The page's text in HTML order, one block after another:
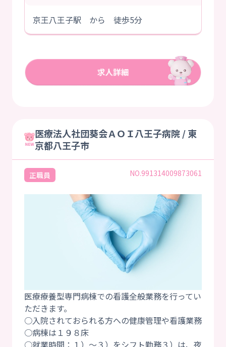
京王八王子駅 から 徒歩5分
医療法人社団葵会ＡＯＩ八王子病院 / 東
京都八王子市
正職員 NO.991314009873061
医療療養型専門病棟での看護全般業務を行ってい
ただきます。
○入院されておられる方への健康管理や看護業務
○病棟は１９８床